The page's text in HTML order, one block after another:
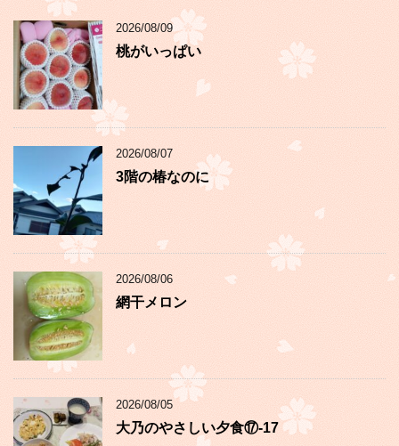
2026/08/09
桃がいっぱい
2026/08/07
3階の椿なのに
2026/08/06
網干メロン
2026/08/05
大乃のやさしい夕食⑰-17